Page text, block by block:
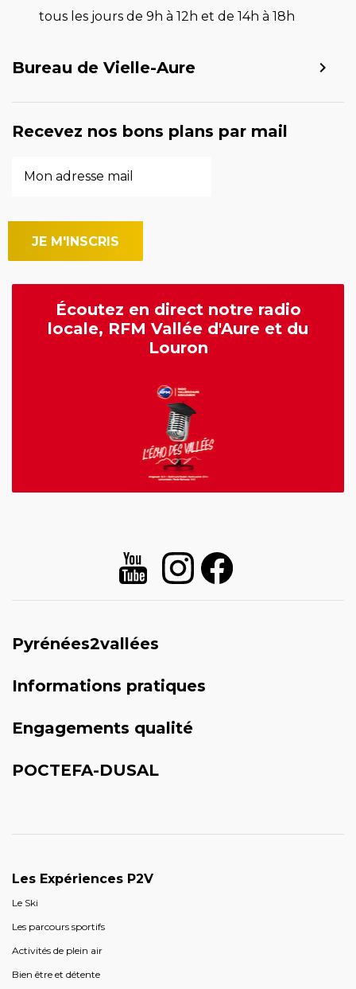
tous les jours de 9h à 12h et de 14h à 18h
Bureau de Vielle-Aure
Recevez nos bons plans par mail
Écoutez en direct notre radio
locale, RFM Vallée d'Aure et du
Louron
Pyrénées2vallées
Informations pratiques
Engagements qualité
POCTEFA-DUSAL
Les Expériences P2V
Le Ski
Les parcours sportifs
Activités de plein air
Bien être et détente